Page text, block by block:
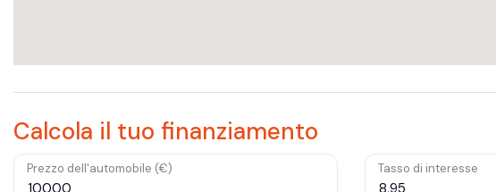
Calcola il tuo finanziamento
Prezzo dell'automobile (€) Tasso di interesse